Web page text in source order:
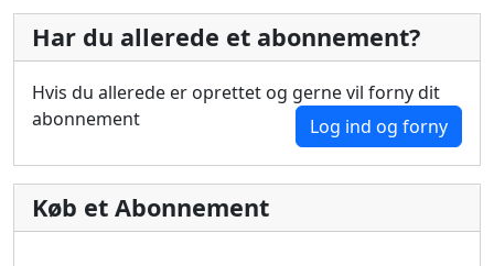
Har du allerede et abonnement?
Hvis du allerede er oprettet og gerne vil forny dit
abonnement
Log ind og forny
Køb et Abonnement